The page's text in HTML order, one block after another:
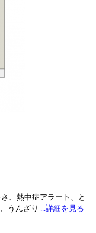
、熱中症アラート、と
うんざり
...詳細を見る